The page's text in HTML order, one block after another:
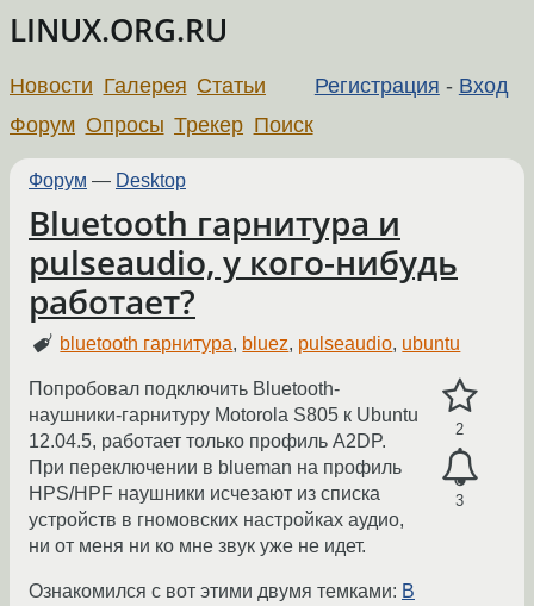
LINUX.ORG.RU
Регистрация - Вход
Новости Галерея Статьи
Форум Опросы Трекер Поиск
Форум — Desktop
Bluetooth гарнитура и
pulseaudio, у кого-нибудь
работает?
bluetooth гарнитура, bluez, pulseaudio, ubuntu
2
3
Попробовал подключить Bluetooth-
наушники-гарнитуру Motorola S805 к Ubuntu
12.04.5, работает только профиль A2DP.
При переключении в blueman на профиль
HPS/HPF наушники исчезают из списка
устройств в гномовских настройках аудио,
ни от меня ни ко мне звук уже не идет.
Ознакомился с вот этими двумя темками: В